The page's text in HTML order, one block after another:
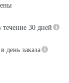
течение 30 дней
день заказа